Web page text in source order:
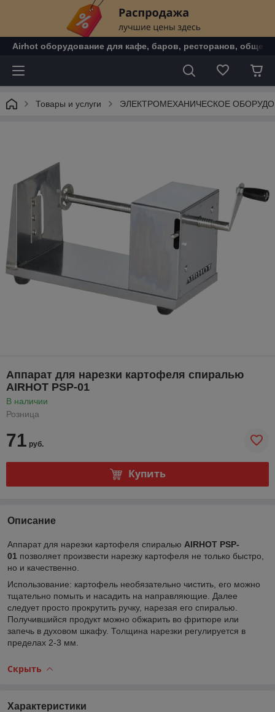
Airhot оборудование для кафе, баров, ресторанов,
Товары и услуги ЭЛЕКТРОМЕХАНИЧЕСКОЕ
Аппарат для нарезки картофеля спиралью
AIRHOT PSP-01
В наличии
Розница
71 руб.
Купить
Описание
Аппарат для нарезки картофеля спиралью AIRHOT PSP-
01 позволяет произвести нарезку картофеля не только быстро,
но и качественно.
Использование: картофель необязательно чистить, его можно
тщательно помыть и насадить на направляющие. Далее
следует просто прокрутить ручку, нарезая его спиралью.
Получившийся продукт можно обжарить во фритюре или
запечь в духовом шкафу. Толщина нарезки регулируется в
пределах 2-3 мм.
Скрыть
Характеристики